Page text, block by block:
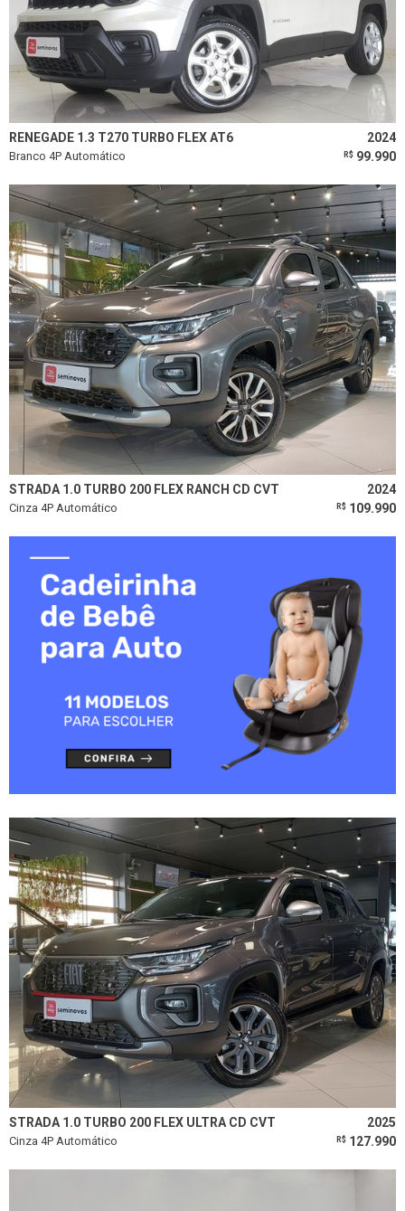
RENEGADE 1.3 T270 TURBO FLEX AT6 2024
Branco 4P Automático R$ 99.990
STRADA 1.0 TURBO 200 FLEX RANCH CD CVT 2024
Cinza 4P Automático R$ 109.990
STRADA 1.0 TURBO 200 FLEX ULTRA CD CVT 2025
Cinza 4P Automático R$ 127.990